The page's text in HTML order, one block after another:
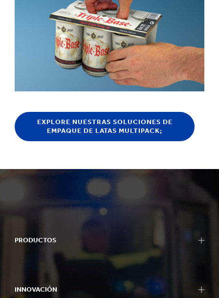
EXPLORE NUESTRAS SOLUCIONES DE
EMPAQUE DE LATAS MULTIPACK;
PRODUCTOS
INNOVACIÓN